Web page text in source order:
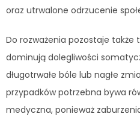
oraz utrwalone odrzucenie
Do rozważenia pozostaje także
dominują dolegliwości
długotrwałe bóle lub nagłe
przypadków potrzebna bywa
medyczna, ponieważ